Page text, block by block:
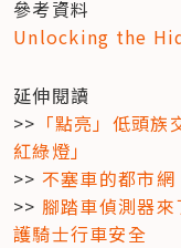
Unlocking the
延伸閱讀
>> 「點亮」低頭
紅綠燈」
>> 不塞車的都市
>> 腳踏車偵測器
護騎士行車安全